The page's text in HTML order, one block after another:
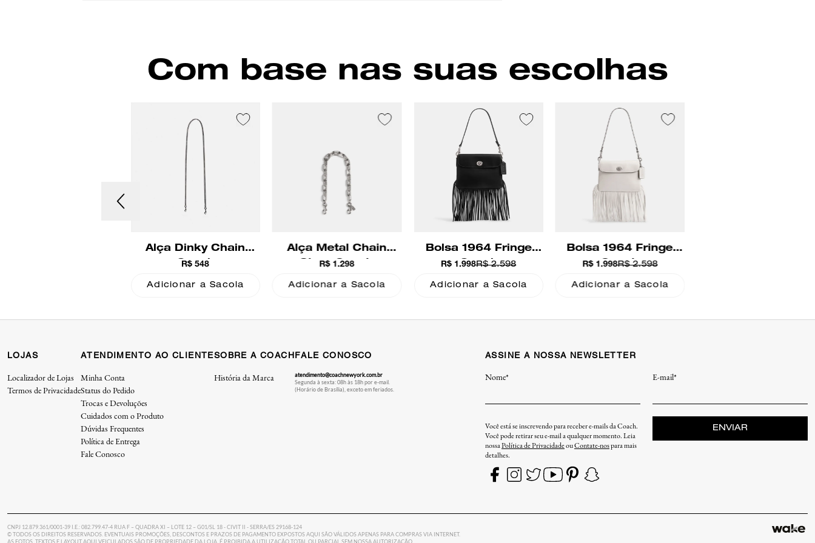
Com base nas suas escolhas
Alça Dinky Chain
Coach
R$ 548
Adicionar a Sacola
Alça Metal Chain
Strap Coach
R$ 1.298
Adicionar a Sacola
Bolsa 1964 Fringe
Coach
R$ 2.598
R$ 1.998
Adicionar a Sacola
Bolsa 1964 Fringe
Coach
R$ 2.598
R$ 1.998
Adicionar a Sacola
LOJAS
Localizador de Lojas
Termos de Privacidade
ATENDIMENTO AO CLIENTE
Minha Conta
Status do Pedido
Trocas e Devoluções
Cuidados com o Produto
Dúvidas Frequentes
Política de Entrega
Fale Conosco
SOBRE A COACH
História da Marca
FALE CONOSCO
atendimento@coachnewyork.com.br
Segunda à sexta: 08h às 18h por e-mail.
(Horário de Brasília), exceto em feriados.
ASSINE A NOSSA NEWSLETTER
Nome* E-mail*
Você está se inscrevendo para receber e-mails da Coach.
Você pode retirar seu e-mail a qualquer momento. Leia
nossaPolítica de PrivacidadeouContate-nospara mais
detalhes.
ENVIAR
CNPJ 12.879.361/0001-39 I.E.: 082.799.47-4 RUA F – QUADRA XI – LOTE 12 – G01/SL 18 - CIVIT II - SERRA/ES 29168-124
© TODOS OS DIREITOS RESERVADOS. EVENTUAIS PROMOÇÕES, DESCONTOS E PRAZOS DE PAGAMENTO EXPOSTOS AQUI SÃO VÁLIDOS APENAS PARA COMPRAS VIA INTERNET.
AS FOTOS, TEXTOS E LAYOUT AQUI VEICULADOS SÃO DE PROPRIEDADE DA LOJA. É PROIBIDA A UTILIZAÇÃO TOTAL OU PARCIAL SEM NOSSA AUTORIZAÇÃO.